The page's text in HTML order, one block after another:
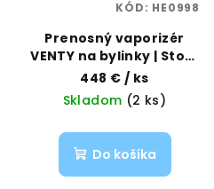
Prenosný vaporizér
VENTY na bylinky | Storz
& Bickel | Vaporama
448 € / ks
Skladom (2 ks)
Do košíka
KÓD: HE0998